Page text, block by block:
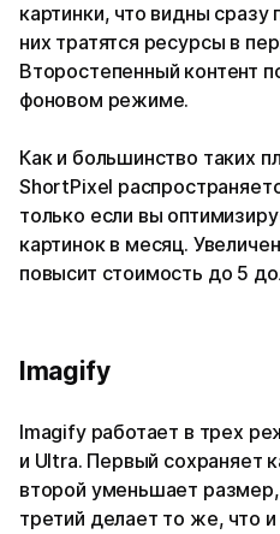
картинки, что видны сразу
них тратятся ресурсы в
Второстепенный контент
фоновом режиме.
Как и большинство таких
ShortPixel
только если вы
картинок в месяц.
повысит стоимость до 5
Imagify
Imagify работает в трех
и Ultra. Первый сохраняет
второй уменьшает
третий делает то же, что